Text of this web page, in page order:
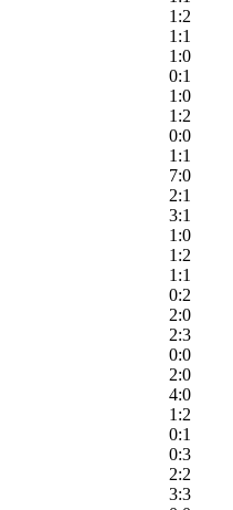
1:2
1:1
1:0
0:1
1:0
1:2
0:0
1:1
7:0
2:1
3:1
1:0
1:2
1:1
0:2
2:0
2:3
0:0
2:0
4:0
1:2
0:1
0:3
2:2
3:3